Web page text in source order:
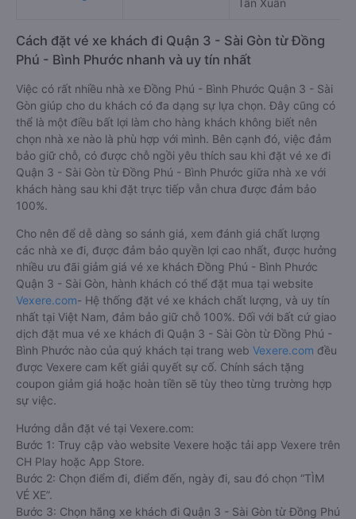
Tân Xuân
Cách đặt vé xe khách đi Quận 3 - Sài Gòn từ Đồng
Phú - Bình Phước nhanh và uy tín nhất
Việc có rất nhiều nhà xe Đồng Phú - Bình Phước Quận 3 - Sài
Gòn giúp cho du khách có đa dạng sự lựa chọn. Đây cũng có
thể là một điều bất lợi làm cho hàng khách không biết nên
chọn nhà xe nào là phù hợp với mình. Bên cạnh đó, việc đảm
bảo giữ chỗ, có được chỗ ngồi yêu thích sau khi đặt vé xe đi
Quận 3 - Sài Gòn từ Đồng Phú - Bình Phước giữa nhà xe với
khách hàng sau khi đặt trực tiếp vẫn chưa được đảm bảo
100%.
Cho nên để dễ dàng so sánh giá, xem đánh giá chất lượng
các nhà xe đi, được đảm bảo quyền lợi cao nhất, được hưởng
nhiều ưu đãi giảm giá vé xe khách Đồng Phú - Bình Phước
Quận 3 - Sài Gòn, hành khách có thể đặt mua tại website
Vexere.com- Hệ thống đặt vé xe khách chất lượng, và uy tín
nhất tại Việt Nam, đảm bảo giữ chỗ 100%. Đối với bất cứ giao
dịch đặt mua vé xe khách đi Quận 3 - Sài Gòn từ Đồng Phú -
Bình Phước nào của quý khách tại trang web Vexere.com đều
được Vexere cam kết giải quyết sự cố. Chính sách tặng
coupon giảm giá hoặc hoàn tiền sẽ tùy theo từng trường hợp
sự việc.
Hướng dẫn đặt vé tại Vexere.com:
Bước 1: Truy cập vào website Vexere hoặc tải app Vexere trên
CH Play hoặc App Store.
Bước 2: Chọn điểm đi, điểm đến, ngày đi, sau đó chọn “TÌM
VÉ XE”.
Bước 3: Chọn hãng xe khách đi Quận 3 - Sài Gòn từ Đồng Phú